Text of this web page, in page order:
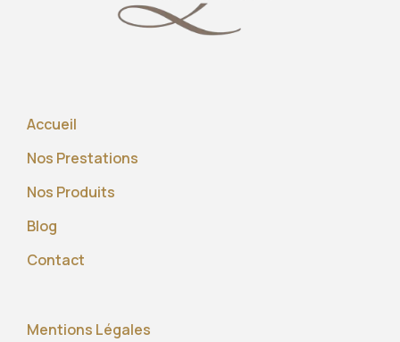
Accueil
Nos Prestations
Nos Produits
Blog
Contact
Mentions Légales